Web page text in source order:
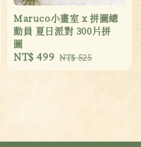
Maruco小畫室 x 拼圖總
動員 夏日派對 300片拼
圖
Sale
NT$ 499 Regular
NT$ 525